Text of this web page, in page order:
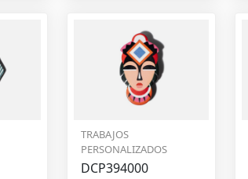
TRABAJOS
PERSONALIZADOS
DCP394000